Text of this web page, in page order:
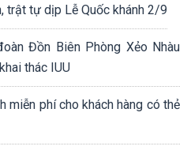
trật tự dịp Lễ Quốc khánh 2/9
Đồn Biên Phòng Xẻo Nhàu
thác IUU
miễn phí cho khách hàng có thẻ